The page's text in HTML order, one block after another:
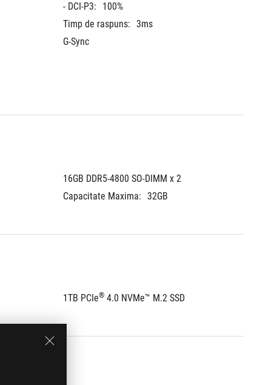
- DCI-P3:
100%
Timp de raspuns: 3ms
G-Sync
16GB DDR5-4800 SO-DIMM x 2
Capacitate Maxima: 32GB
1TB PCIe® 4.0 NVMe™ M.2 SSD